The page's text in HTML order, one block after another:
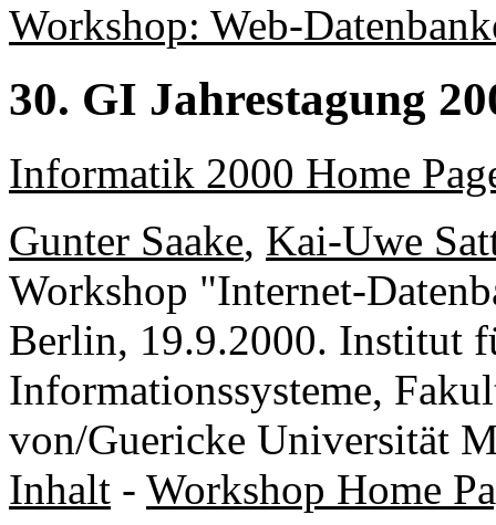
Workshop: Web-
30. GI Jahrestagung
Informatik 2000 Home
Gunter Saake, Kai-Uwe
Workshop "Internet-
Berlin, 19.9.2000. Institut
Informationssysteme,
von/Guericke Universität
Inhalt - Workshop Home